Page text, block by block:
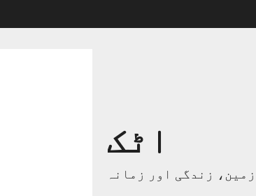
اٹک
زمین، زندگی اور زمانہ